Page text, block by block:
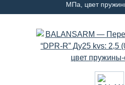
МПа, цвет